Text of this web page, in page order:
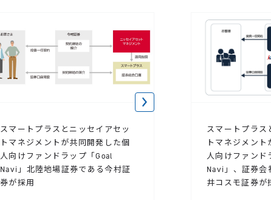
スマートプラスとニッセイアセッ
トマネジメントが共同開発した個
人向けファンドラップ「Goal
Navi」北陸地場証券である今村証
券が採用
スマートプラス
トマネジメン
人向けファンド
Navi」、証券会
井コスモ証券が